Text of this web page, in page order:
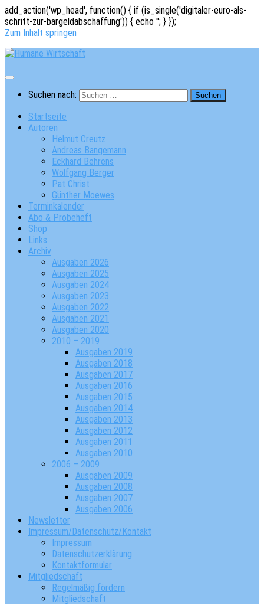
add_action('wp_head', function() { if (is_single('digitaler-euro-als-
schritt-zur-bargeldabschaffung')) { echo ''; } });
Zum Inhalt springen
Suchen nach:
Startseite
Autoren
Helmut Creutz
Andreas Bangemann
Eckhard Behrens
Wolfgang Berger
Pat Christ
Günther Moewes
Terminkalender
Abo & Probeheft
Shop
Links
Archiv
Ausgaben 2026
Ausgaben 2025
Ausgaben 2024
Ausgaben 2023
Ausgaben 2022
Ausgaben 2021
Ausgaben 2020
2010 – 2019
Ausgaben 2019
Ausgaben 2018
Ausgaben 2017
Ausgaben 2016
Ausgaben 2015
Ausgaben 2014
Ausgaben 2013
Ausgaben 2012
Ausgaben 2011
Ausgaben 2010
2006 – 2009
Ausgaben 2009
Ausgaben 2008
Ausgaben 2007
Ausgaben 2006
Newsletter
Impressum/Datenschutz/Kontakt
Impressum
Datenschutzerklärung
Kontaktformular
Mitgliedschaft
Regelmäßig fördern
Mitgliedschaft